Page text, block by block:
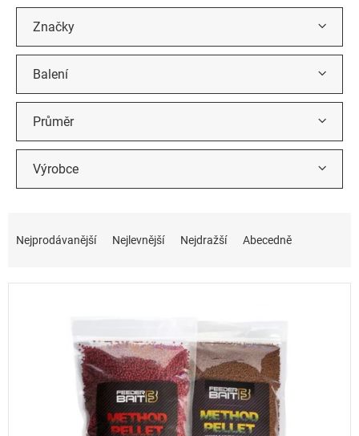
Nejprodávanější Nejlevnější Nejdražší Abecedně
Značky
Balení
Průměr
Výrobce